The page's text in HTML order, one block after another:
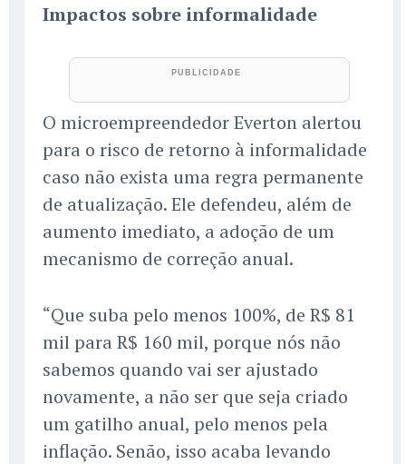
Impactos sobre informalidade
O microempreendedor Everton alertou
para o risco de retorno à informalidade
caso não exista uma regra permanente
de atualização. Ele defendeu, além de
aumento imediato, a adoção de um
mecanismo de correção anual.
“Que suba pelo menos 100%, de R$ 81
mil para R$ 160 mil, porque nós não
sabemos quando vai ser ajustado
novamente, a não ser que seja criado
um gatilho anual, pelo menos pela
inflação. Senão, isso acaba levando